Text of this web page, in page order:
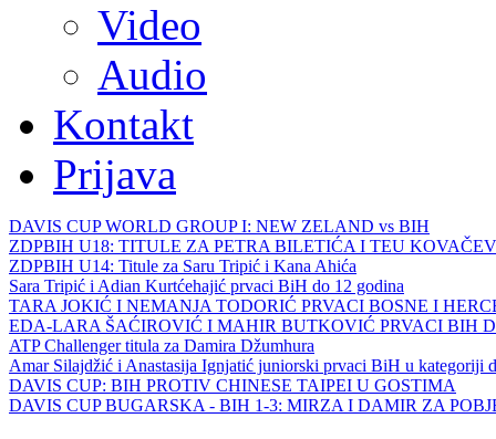
Video
Audio
Kontakt
Prijava
DAVIS CUP WORLD GROUP I: NEW ZELAND vs BIH
ZDPBIH U18: TITULE ZA PETRA BILETIĆA I TEU
ZDPBIH U14: Titule za Saru Tripić i Kana Ahića
Sara Tripić i Adian Kurtćehajić prvaci BiH do 12 godina
TARA JOKIĆ I NEMANJA TODORIĆ PRVACI BOSNE I
EDA-LARA ŠAĆIROVIĆ I MAHIR BUTKOVIĆ PRVACI BIH
ATP Challenger titula za Damira Džumhura
Amar Silajdžić i Anastasija Ignjatić juniorski prvaci BiH u kategoriji
DAVIS CUP: BIH PROTIV CHINESE TAIPEI U GOSTIMA
DAVIS CUP BUGARSKA - BIH 1-3: MIRZA I DAMIR ZA